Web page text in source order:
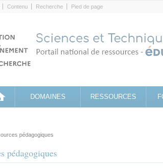
Contenu Recherche Pied de page
DOMAINES RESSOURCES
pédagogiques
pédagogiques